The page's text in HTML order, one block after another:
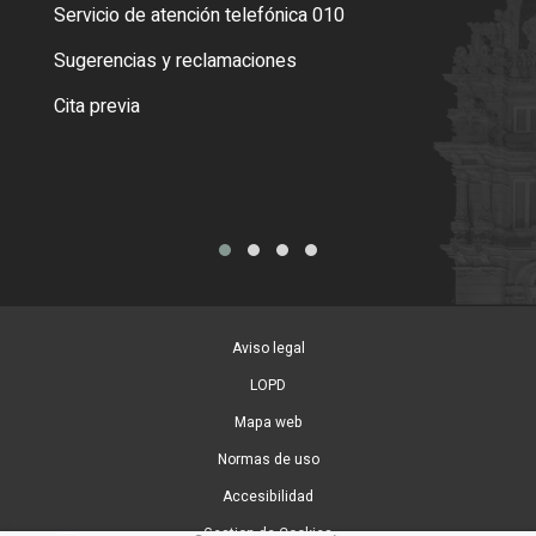
Servicio de atención telefónica 010
Sugerencias y reclamaciones
Cita previa
Aviso legal
LOPD
Mapa web
Normas de uso
Accesibilidad